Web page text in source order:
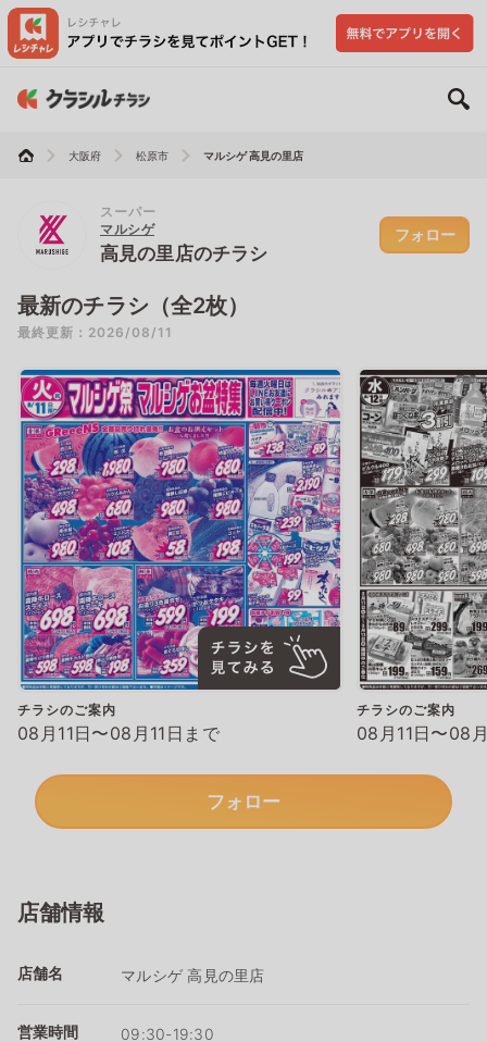
大阪府 松原市 マルシゲ 高見の里店
スーパー
マルシゲ
高見の里店のチラシ
フォロー
最新のチラシ（全2枚）
最終更新：2026/08/11
チラシのご案内
08月11日〜08月11日まで
チラシのご案内
08月11日〜08
フォロー
店舗情報
店舗名 マルシゲ 高見の里店
営業時間 09:30-19:30